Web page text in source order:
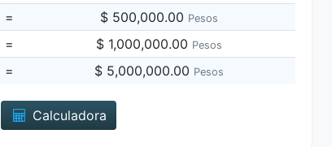
= $ 500,000.00 Pesos
= $ 1,000,000.00 Pesos
= $ 5,000,000.00 Pesos
Calculadora